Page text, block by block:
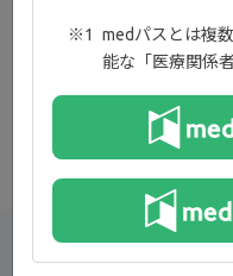
新着コンテン
medパスとは複
能な「医療関係